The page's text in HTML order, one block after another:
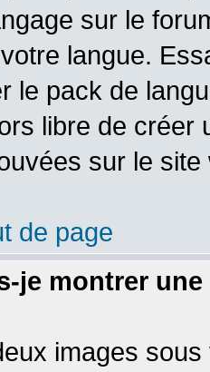
sur le
langue.
le pack de
libre de créer
sur le
de page
je montrer
images